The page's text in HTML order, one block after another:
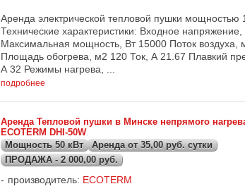
Аренда электрической тепловой пушки мощностью
Технические характеристики: Входное
Максимальная мощность, Вт 15000 Поток воздуха,
Площадь обогрева, м2 120 Ток, А 21.67 Плавкий
А 32 Режимы нагрева, ...
подробнее
Аренда Тепловой пушки в Минске непрямого
ECOTERM DHI-50W
Мощность 50 кВт
Аренда от 35,00 руб. сутки
ПРОДАЖА - 2 000,00 руб.
производитель: ECOTERM